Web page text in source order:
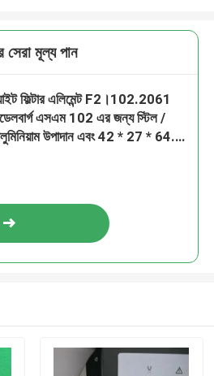
সেরা মূল্য পান
ফিল্টার এলিমেন্ট F2।102.2061
এসএম 102 এর জন্য স্টিল /
উপাদান এবং 42 * 27 * 64.5